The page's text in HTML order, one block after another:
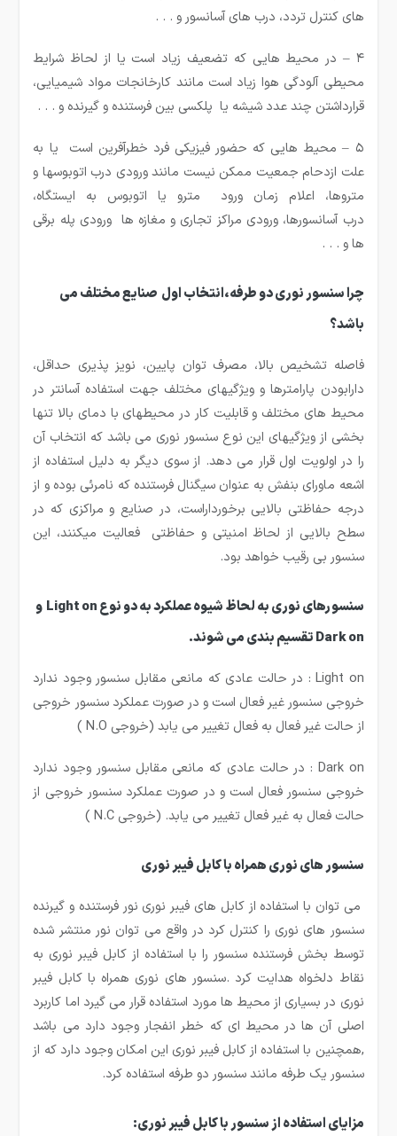
های کنترل تردد، درب های آسانسور و . . .
۴ – در محیط هایی که تضعیف زیاد است یا از لحاظ شرایط
محیطی آلودگی هوا زیاد است مانند کارخانجات مواد شیمیایی،
قرارداشتن چند عدد شیشه یا پلکسی بین فرستنده و گیرنده و . . .
۵ – محیط هایی که حضور فیزیکی فرد خطرآفرین است یا به
علت ازدحام جمعیت ممکن نیست مانند ورودی درب اتوبوسها و
متروها، اعلام زمان ورود مترو یا اتوبوس به ایستگاه،
درب آسانسورها، ورودی مراکز تجاری و مغازه ها ورودی پله برقی
ها و . . .
چرا سنسور نوری دو طرفه،انتخاب اول صنایع مختلف می
باشد؟
فاصله تشخیص بالا، مصرف توان پایین، نویز پذیری حداقل،
دارابودن پارامترها و ویژگیهای مختلف جهت استفاده آسانتر در
محیط های مختلف و قابلیت کار در محیطهای با دمای بالا تنها
بخشی از ویژگیهای این نوع سنسور نوری می باشد که انتخاب آن
را در اولویت اول قرار می دهد. از سوی دیگر به دلیل استفاده از
اشعه ماورای بنفش به عنوان سیگنال فرستنده که نامرئی بوده و از
درجه حفاظتی بالایی برخورداراست، در صنایع و مراکزی که در
سطح بالایی از لحاظ امنیتی و حفاظتی فعالیت میکنند، این
سنسور بی رقیب خواهد بود.
سنسورهای نوری به لحاظ شیوه عملكرد به دو نوع Light on و
Dark on تقسیم بندی می شوند.
Light on : در حالت عادی كه مانعی مقابل سنسور وجود ندارد
خروجی سنسور غیر فعال است و در صورت عملكرد سنسور خروجی
از حالت غیر فعال به فعال تغییر می یابد (خروجی N.O )
Dark on : در حالت عادی كه مانعی مقابل سنسور وجود ندارد
خروجی سنسور فعال است و در صورت عملكرد سنسور خروجی از
حالت فعال به غیر فعال تغییر می یابد. (خروجی N.C )
سنسور های نوری همراه با کابل فیبر نوری
می توان با استفاده از کابل های فیبر نوری نور فرستنده و گیرنده
سنسور های نوری را کنترل کرد در واقع می توان نور منتشر شده
توسط بخش فرستنده سنسور را با استفاده از کابل فیبر نوری به
نقاط دلخواه هدایت کرد .سنسور های نوری همراه با کابل فیبر
نوری در بسیاری از محیط ها مورد استفاده قرار می گیرد اما کاربرد
اصلی آن ها در محیط ای که خطر انفجار وجود دارد می باشد
,همچنین با استفاده از کابل فیبر نوری این امکان وجود دارد که از
سنسور یک طرفه مانند سنسور دو طرفه استفاده کرد.
مزایای استفاده از سنسور با کابل فیبر نوری: